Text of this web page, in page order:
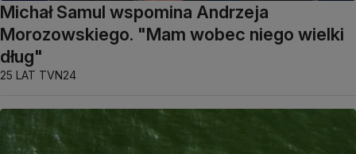
Michał Samul wspomina Andrzeja
Morozowskiego. "Mam wobec niego wielki
dług"
25 LAT TVN24